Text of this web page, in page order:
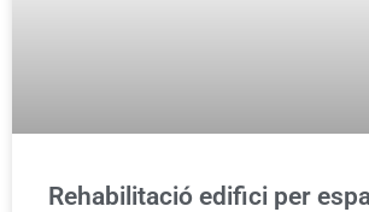
Rehabilitació edifici per